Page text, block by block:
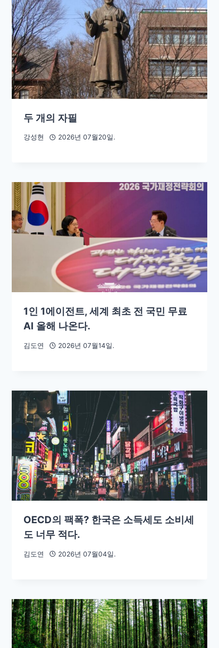
두 개의 자필
강성현 2026년 07월20일.
1인 1에이전트, 세계 최초 전 국민 무료
AI 올해 나온다.
김도연 2026년 07월14일.
OECD의 팩폭? 한국은 소득세도 소비세
도 너무 적다.
김도연 2026년 07월04일.